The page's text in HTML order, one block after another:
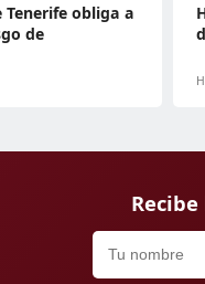
Tenerife obliga a
de